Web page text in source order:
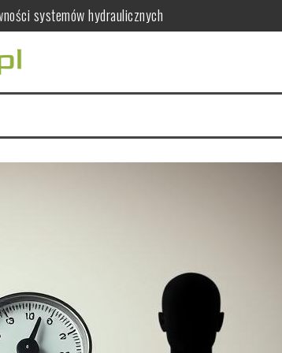
systemów hydraulicznych
dla zdrowia kobiet?
serca i mięśni
mandarynek
warto wiedzieć?
kanałowe, usunięcie zęba i protetykę